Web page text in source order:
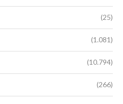
(25)
(1.081)
(10.794)
(266)